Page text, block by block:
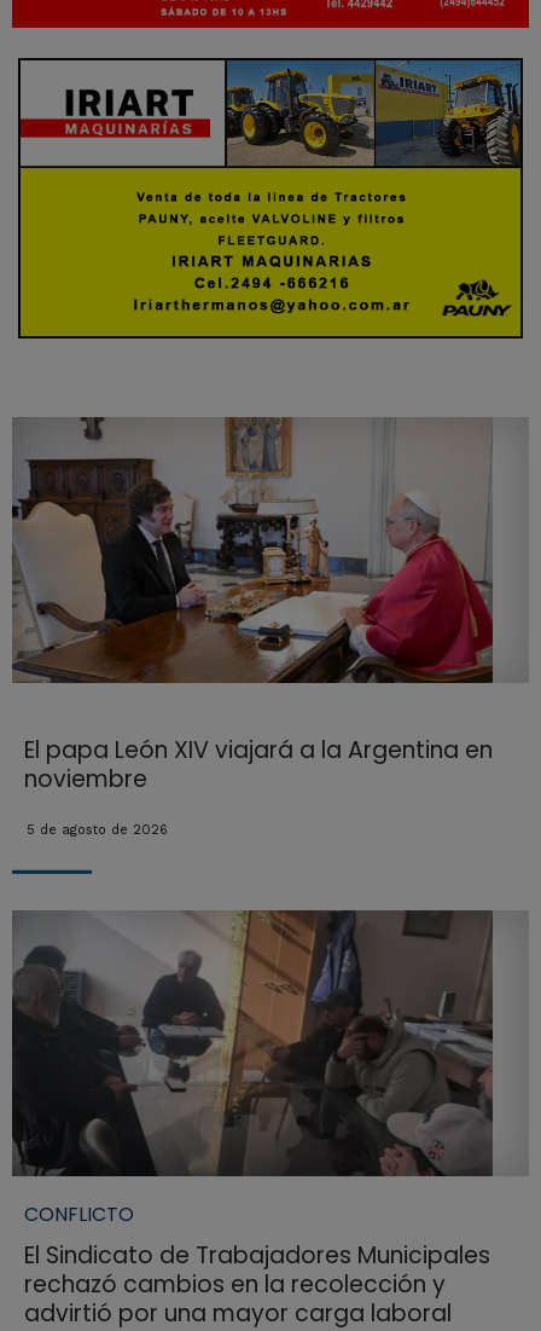
El papa León XIV viajará a la Argentina en
noviembre
5 de agosto de 2026
CONFLICTO
El Sindicato de Trabajadores Municipales
rechazó cambios en la recolección y
advirtió por una mayor carga laboral